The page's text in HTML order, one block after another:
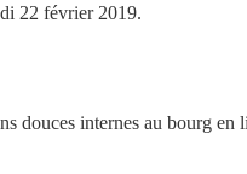
22 février 2019.
douces internes au bourg en